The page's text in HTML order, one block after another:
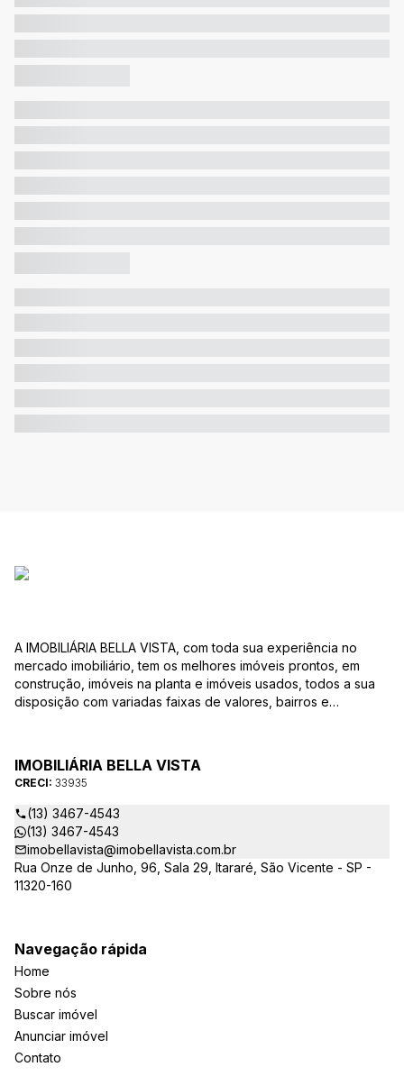
A IMOBILIÁRIA BELLA VISTA, com toda sua experiência no
mercado imobiliário, tem os melhores imóveis prontos, em
construção, imóveis na planta e imóveis usados, todos a sua
disposição com variadas faixas de valores, bairros e
ao CRECI-EE – estarão sempre prontos para responder-lhe
todas as suas dúvidas sobre casas, apartamentos, terrenos,
salas comerciais e outros produtos imobiliários.
IMOBILIÁRIA BELLA VISTA
CRECI: 33935
(13) 3467-4543
(13) 3467-4543
imobellavista@imobellavista.com.br
Rua Onze de Junho, 96, Sala 29, Itararé, São Vicente - SP -
11320-160
Navegação rápida
Home
Sobre nós
Buscar imóvel
Anunciar imóvel
Contato